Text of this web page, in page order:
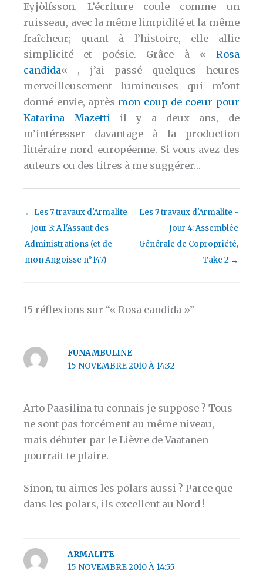
Eyjòlfsson. L’écriture coule comme un
ruisseau, avec la même limpidité et la même
fraîcheur; quant à l’histoire, elle allie
simplicité et poésie. Grâce à « Rosa
candida« , j’ai passé quelques heures
merveilleusement lumineuses qui m’ont
donné envie, après mon coup de coeur pour
Katarina Mazetti il y a deux ans, de
m’intéresser davantage à la production
littéraire nord-européenne. Si vous avez des
auteurs ou des titres à me suggérer…
← Les 7 travaux d'Armalite
- Jour 3: A l'Assaut des
Administrations (et de
mon Angoisse n°147)
Les 7 travaux d'Armalite -
Jour 4: Assemblée
Générale de Copropriété,
Take 2 →
15 réflexions sur “« Rosa candida »”
FUNAMBULINE
15 NOVEMBRE 2010 À 14:32
Arto Paasilina tu connais je suppose ? Tous
ne sont pas forcément au même niveau,
mais débuter par le Lièvre de Vaatanen
pourrait te plaire.
Sinon, tu aimes les polars aussi ? Parce que
dans les polars, ils excellent au Nord !
ARMALITE
15 NOVEMBRE 2010 À 14:55